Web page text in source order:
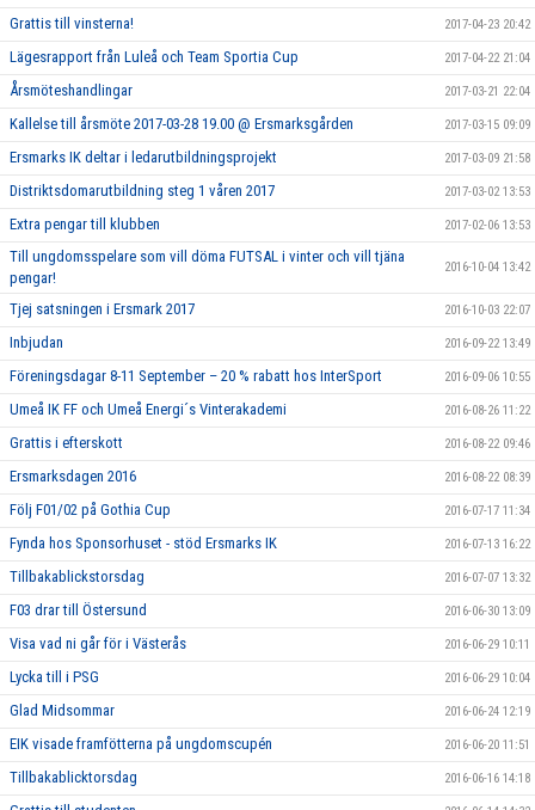
Grattis till vinsterna! 2017-04-23 20:42
Lägesrapport från Luleå och Team Sportia Cup 2017-04-22 21:04
Årsmöteshandlingar 2017-03-21 22:04
Kallelse till årsmöte 2017-03-28 19.00 @ Ersmarksgården 2017-03-15 09:09
Ersmarks IK deltar i ledarutbildningsprojekt 2017-03-09 21:58
Distriktsdomarutbildning steg 1 våren 2017 2017-03-02 13:53
Extra pengar till klubben 2017-02-06 13:53
Till ungdomsspelare som vill döma FUTSAL i vinter och vill tjäna
pengar!
2016-10-04 13:42
Tjej satsningen i Ersmark 2017 2016-10-03 22:07
Inbjudan 2016-09-22 13:49
Föreningsdagar 8-11 September – 20 % rabatt hos InterSport 2016-09-06 10:55
Umeå IK FF och Umeå Energi´s Vinterakademi 2016-08-26 11:22
Grattis i efterskott 2016-08-22 09:46
Ersmarksdagen 2016 2016-08-22 08:39
Följ F01/02 på Gothia Cup 2016-07-17 11:34
Fynda hos Sponsorhuset - stöd Ersmarks IK 2016-07-13 16:22
Tillbakablickstorsdag 2016-07-07 13:32
F03 drar till Östersund 2016-06-30 13:09
Visa vad ni går för i Västerås 2016-06-29 10:11
Lycka till i PSG 2016-06-29 10:04
Glad Midsommar 2016-06-24 12:19
EIK visade framfötterna på ungdomscupén 2016-06-20 11:51
Tillbakablicktorsdag 2016-06-16 14:18